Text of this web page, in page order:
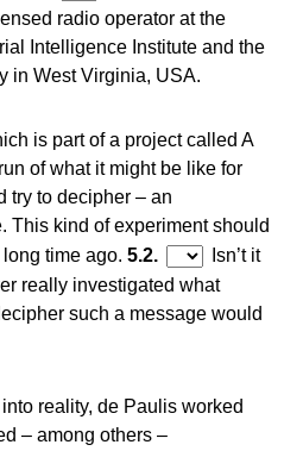
radio operator at the
Intelligence Institute and the
in West Virginia, USA.
is part of a project called A
of what it might be like for
try to decipher – an
This kind of experiment should
time ago. 5.2.
Isn’t it
really investigated what
such a message would
reality, de Paulis worked
– among others –